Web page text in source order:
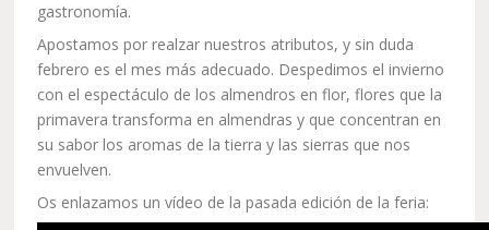
gastronomía.
Apostamos por realzar nuestros atributos, y sin duda
febrero es el mes más adecuado. Despedimos el invierno
con el espectáculo de los almendros en flor, flores que la
primavera transforma en almendras y que concentran en
su sabor los aromas de la tierra y las sierras que nos
envuelven.
Os enlazamos un vídeo de la pasada edición de la feria: